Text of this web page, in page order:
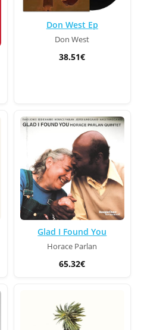
Don West Ep
Don West
38.51€
Glad I Found You
Horace Parlan
65.32€